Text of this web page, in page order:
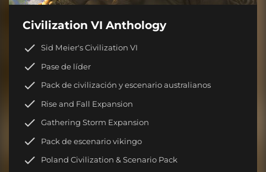
Civilization VI Anthology
Sid Meier's Civilization VI
Pase de líder
Pack de civilización y escenario australianos
Rise and Fall Expansion
Gathering Storm Expansion
Pack de escenario vikingo
Poland Civilization & Scenario Pack